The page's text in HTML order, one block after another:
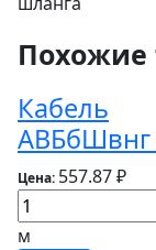
Похожие
Кабель
АВБбШвнг
Цена: 557.87 ₽
м